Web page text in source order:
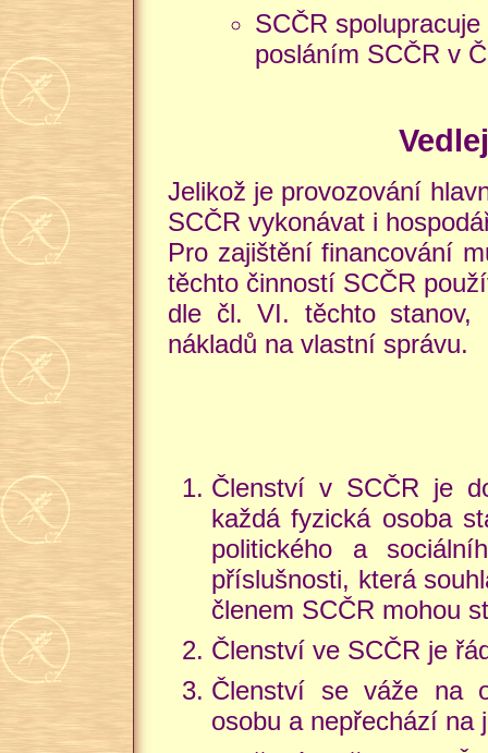
SCČR
posláním SCČR v
Jelikož je provozování
SCČR vykonávat i
Pro zajištění financování
těchto činností SCČR
dle čl. VI. těchto stanov,
nákladů na vlastní správu.
Členství v SCČR je
každá fyzická osoba
politického a
příslušnosti, která
členem SCČR mohou
Členství ve SCČR je
Členství se váže na
osobu a nepřechází na